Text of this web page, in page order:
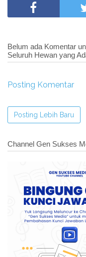
Belum ada Komentar
Seluruh Hewan yang
Posting Komentar
Posting Lebih Baru
Channel Gen Sukses